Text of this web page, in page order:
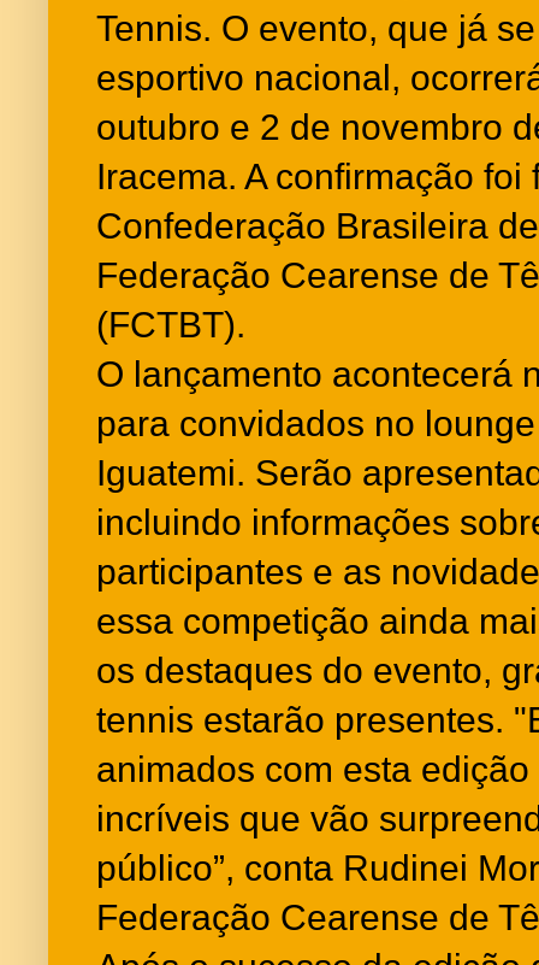
Tennis. O evento, que já
esportivo nacional,
outubro e 2 de novembro
Iracema. A confirmação foi
Confederação Brasileira
Federação Cearense de
(FCTBT).
O lançamento acontecerá
para convidados no
Iguatemi. Serão
incluindo informações
participantes e as
essa competição ainda
os destaques do evento,
tennis estarão presentes.
animados com esta
incríveis que vão
público”, conta Rudinei
Federação Cearense de